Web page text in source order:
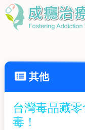
其他
台灣毒品藏
毒！